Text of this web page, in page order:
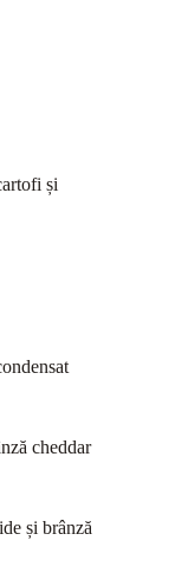
și
cheddar
și brânză